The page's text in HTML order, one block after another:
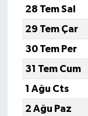
28 Tem Sal
29 Tem Çar
30 Tem Per
31 Tem Cum
1 Ağu Cts
2 Ağu Paz